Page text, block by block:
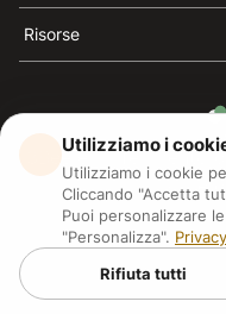
Risorse
3Bee è il riferimento
api e
3Bee S.R.L Via
3Bee GmbHSede
Utilizziamo i
Utilizziamo i cookie
Cliccando "Accetta
Puoi personalizzare
"Personalizza".
Rifiuta tutti